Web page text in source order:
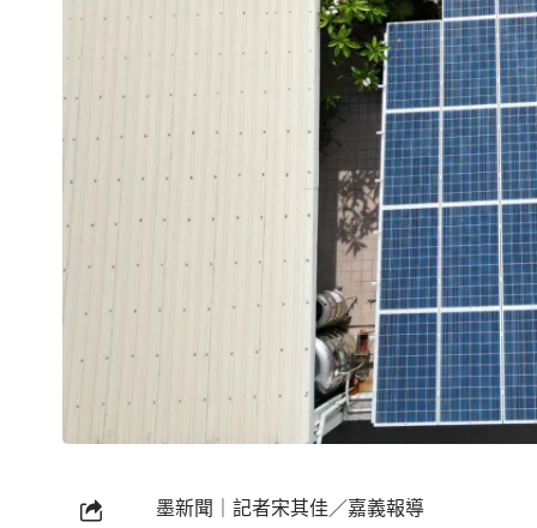
墨新聞 ｜記者宋其佳／嘉義報導